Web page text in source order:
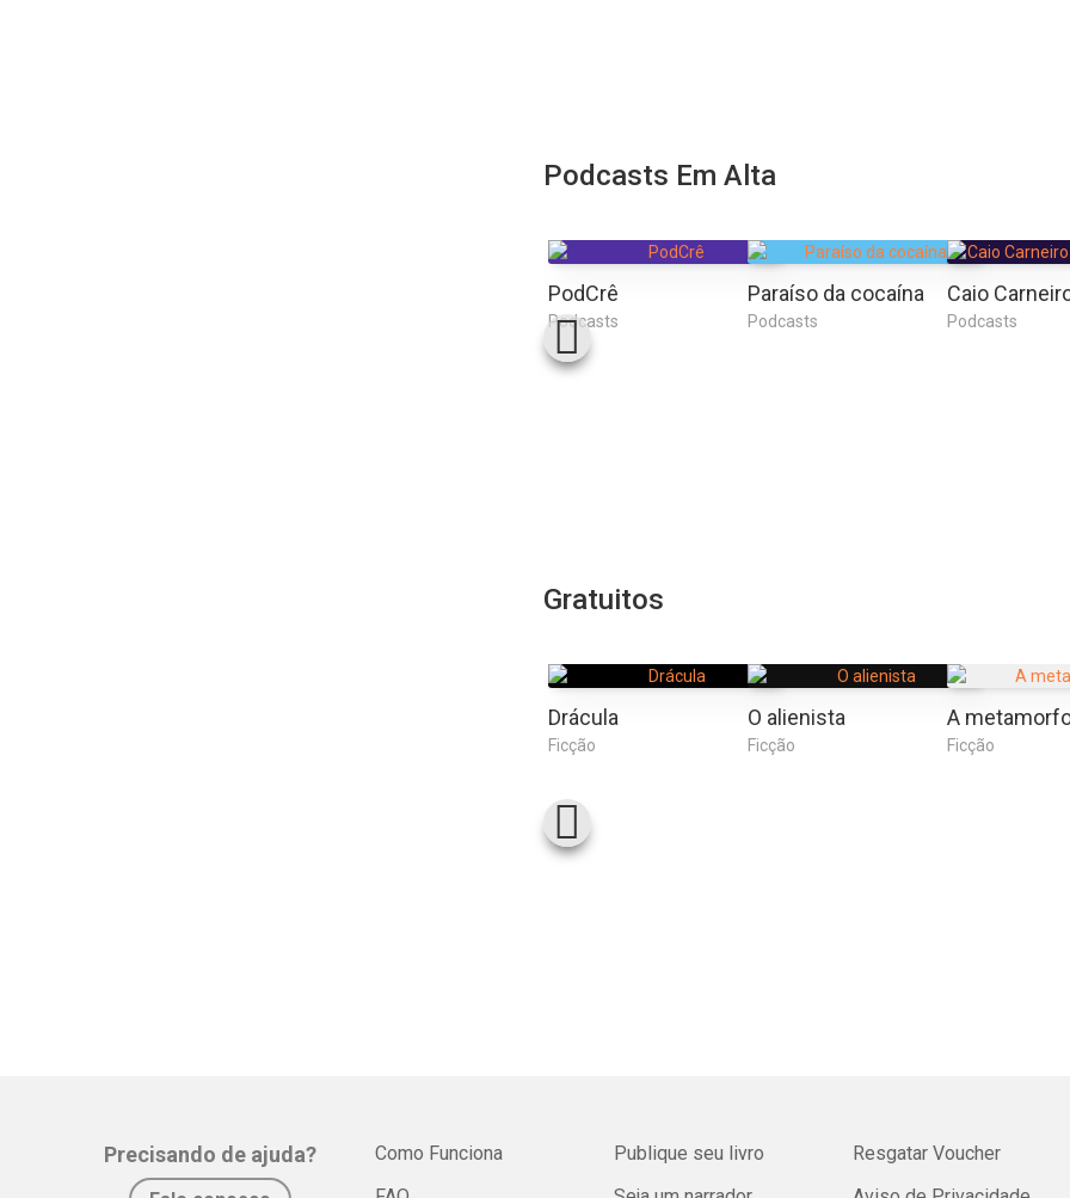
Podcasts Em Alta
PodCrê
Podcasts
Paraíso da cocaína
Podcasts Podcasts
Gratuitos
Drácula
Ficção
O alienista
Ficção
A
Ficção
Precisando de ajuda?
Como Funciona
Publique seu livro
Resgatar Voucher